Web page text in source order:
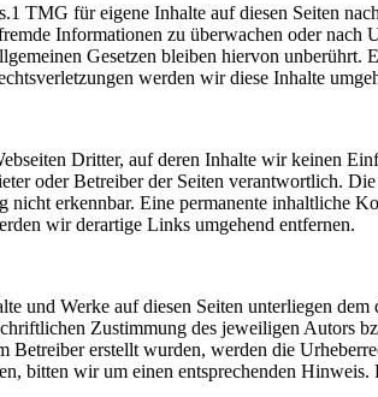
TMG für eigene Inhalte auf diesen Seiten
Informationen zu überwachen oder
Gesetzen bleiben hiervon
werden wir diese Inhalte
Dritter, auf deren Inhalte wir keinen
oder Betreiber der Seiten verantwortlich.
erkennbar. Eine permanente inhaltliche
wir derartige Links umgehend entfernen.
und Werke auf diesen Seiten unterliegen
Zustimmung des jeweiligen Autors
Betreiber erstellt wurden, werden die
bitten wir um einen entsprechenden